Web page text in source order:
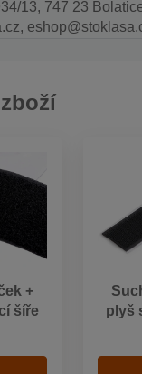
13, 747 23
+
šíře
plyš